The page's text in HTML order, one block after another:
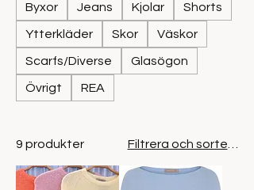
Byxor Jeans Kjolar Shorts
Ytterkläder Skor Väskor
Scarfs/Diverse Glasögon
Övrigt REA
9 produkter Filtrera och sortera